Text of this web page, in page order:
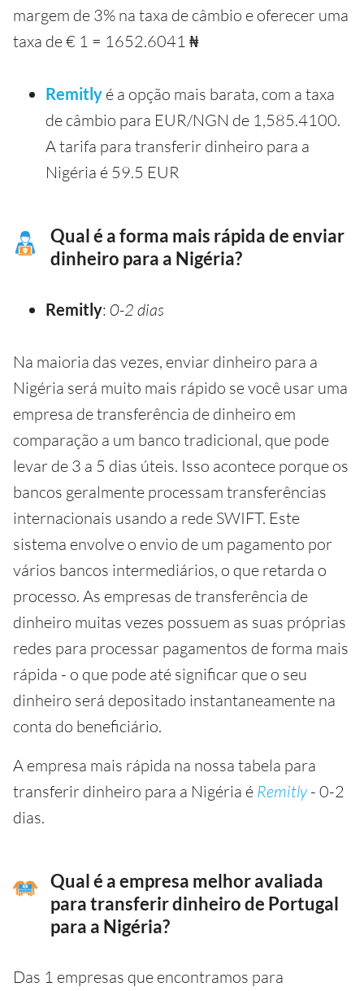
margem de 3% na taxa de câmbio e oferecer uma
taxa de € 1 = 1652.6041 ₦
Remitly é a opção mais barata, com a taxa
de câmbio para EUR/NGN de 1,585.4100.
A tarifa para transferir dinheiro para a
Nigéria é 59.5 EUR
Qual é a forma mais rápida de enviar
dinheiro para a Nigéria?
Remitly: 0-2 dias
Na maioria das vezes, enviar dinheiro para a
Nigéria será muito mais rápido se você usar uma
empresa de transferência de dinheiro em
comparação a um banco tradicional, que pode
levar de 3 a 5 dias úteis. Isso acontece porque os
bancos geralmente processam transferências
internacionais usando a rede SWIFT. Este
sistema envolve o envio de um pagamento por
vários bancos intermediários, o que retarda o
processo. As empresas de transferência de
dinheiro muitas vezes possuem as suas próprias
redes para processar pagamentos de forma mais
rápida - o que pode até significar que o seu
dinheiro será depositado instantaneamente na
conta do beneficiário.
A empresa mais rápida na nossa tabela para
transferir dinheiro para a Nigéria é Remitly- 0-2
dias.
Qual é a empresa melhor avaliada
para transferir dinheiro de Portugal
para a Nigéria?
Das 1 empresas que encontramos para